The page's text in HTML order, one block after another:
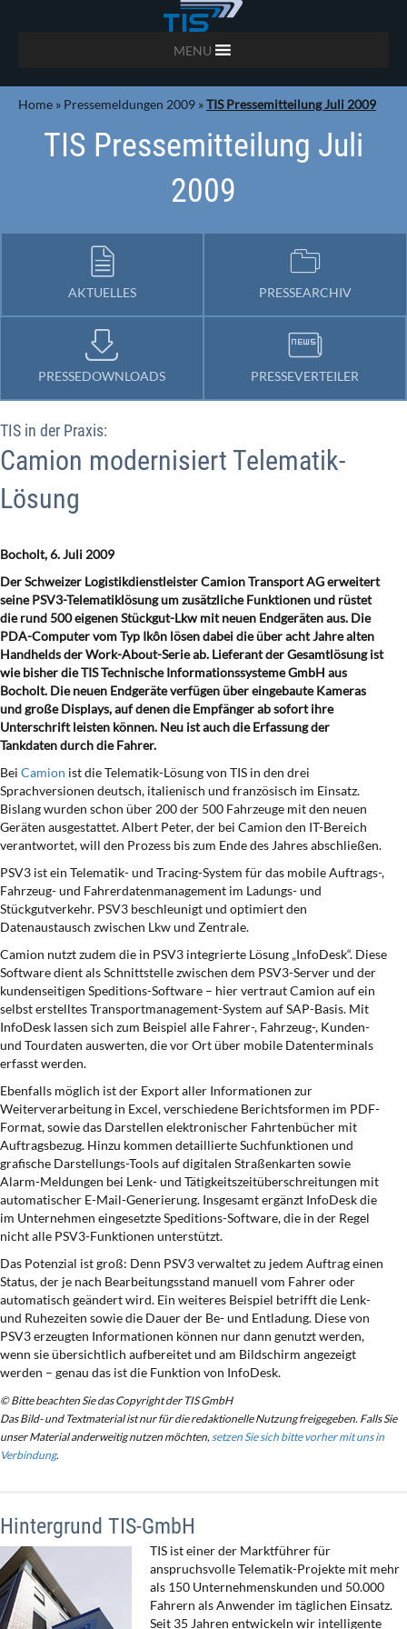
MENU
Home » Pressemeldungen 2009 »TIS Pressemitteilung Juli 2009
TIS Pressemitteilung Juli
2009
AKTUELLES PRESSEARCHIV
PRESSEDOWNLOADS PRESSEVERTEILER
TIS in der Praxis:
Camion modernisiert Telematik-
Lösung
Bocholt, 6. Juli 2009
Der Schweizer Logistikdienstleister Camion Transport AG erweitert
seine PSV3-Telematiklösung um zusätzliche Funktionen und rüstet
die rund 500 eigenen Stückgut-Lkw mit neuen Endgeräten aus. Die
PDA-Computer vom Typ Ikôn lösen dabei die über acht Jahre alten
Handhelds der Work-About-Serie ab. Lieferant der Gesamtlösung ist
wie bisher die TIS Technische Informationssysteme GmbH aus
Bocholt. Die neuen Endgeräte verfügen über eingebaute Kameras
und große Displays, auf denen die Empfänger ab sofort ihre
Unterschrift leisten können. Neu ist auch die Erfassung der
Tankdaten durch die Fahrer.
Bei Camion ist die Telematik-Lösung von TIS in den drei
Sprachversionen deutsch, italienisch und französisch im Einsatz.
Bislang wurden schon über 200 der 500 Fahrzeuge mit den neuen
Geräten ausgestattet. Albert Peter, der bei Camion den IT-Bereich
verantwortet, will den Prozess bis zum Ende des Jahres abschließen.
PSV3 ist ein Telematik- und Tracing-System für das mobile Auftrags-,
Fahrzeug- und Fahrerdatenmanagement im Ladungs- und
Stückgutverkehr. PSV3 beschleunigt und optimiert den
Datenaustausch zwischen Lkw und Zentrale.
Camion nutzt zudem die in PSV3 integrierte Lösung „InfoDesk“. Diese
Software dient als Schnittstelle zwischen dem PSV3-Server und der
kundenseitigen Speditions-Software – hier vertraut Camion auf ein
selbst erstelltes Transportmanagement-System auf SAP-Basis. Mit
InfoDesk lassen sich zum Beispiel alle Fahrer-, Fahrzeug-, Kunden-
und Tourdaten auswerten, die vor Ort über mobile Datenterminals
erfasst werden.
Ebenfalls möglich ist der Export aller Informationen zur
Weiterverarbeitung in Excel, verschiedene Berichtsformen im PDF-
Format, sowie das Darstellen elektronischer Fahrtenbücher mit
Auftragsbezug. Hinzu kommen detaillierte Suchfunktionen und
grafische Darstellungs-Tools auf digitalen Straßenkarten sowie
Alarm-Meldungen bei Lenk- und Tätigkeitszeitüberschreitungen mit
automatischer E-Mail-Generierung. Insgesamt ergänzt InfoDesk die
im Unternehmen eingesetzte Speditions-Software, die in der Regel
nicht alle PSV3-Funktionen unterstützt.
Das Potenzial ist groß: Denn PSV3 verwaltet zu jedem Auftrag einen
Status, der je nach Bearbeitungsstand manuell vom Fahrer oder
automatisch geändert wird. Ein weiteres Beispiel betrifft die Lenk-
und Ruhezeiten sowie die Dauer der Be- und Entladung. Diese von
PSV3 erzeugten Informationen können nur dann genutzt werden,
wenn sie übersichtlich aufbereitet und am Bildschirm angezeigt
werden – genau das ist die Funktion von InfoDesk.
© Bitte beachten Sie das Copyright der TIS GmbH
Das Bild- und Textmaterial ist nur für die redaktionelle Nutzung freigegeben. Falls Sie
unser Material anderweitig nutzen möchten,setzen Sie sich bitte vorher mit uns in
Verbindung.
Hintergrund TIS-GmbH
TIS ist einer der Marktführer für
anspruchsvolle Telematik-Projekte mit mehr
als 150 Unternehmenskunden und 50.000
Fahrern als Anwender im täglichen Einsatz.
Seit 35 Jahren entwickeln wir intelligente